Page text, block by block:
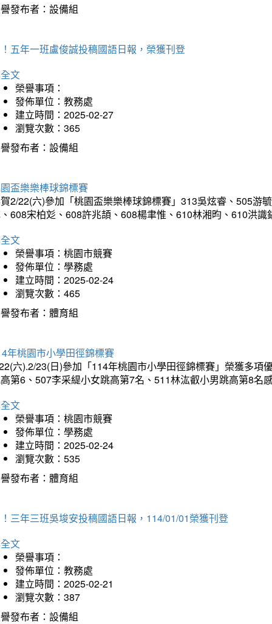
發布者：設備組
五年一班盧俊誠投稿國語日報，榮獲刊登
文
榮譽事項：
發佈單位：教務處
建立時間：2025-02-27
瀏覽次數：365
發布者：設備組
盃樂樂棒球錦標賽
2/22(六)參加「桃園盃樂樂棒球錦標賽」313吳炫睿、505游
608宋柏彣、608許兆頡、608楊聿惟、610林湘昀、610洪
文
榮譽事項：桃園市競賽
發佈單位：學務處
建立時間：2025-02-24
瀏覽次數：465
發布者：體育組
年桃園市小學田徑錦標賽
六).2/23(日)參加「114年桃園市小學田徑錦標賽」榮獲多
第6、507李采緹小女跳高第7名、511林汯叡小男跳高第8名
文
榮譽事項：桃園市競賽
發佈單位：學務處
建立時間：2025-02-24
瀏覽次數：535
發布者：體育組
三年三班吳埈安投稿國語日報，114/01/01榮獲刊登
文
榮譽事項：
發佈單位：教務處
建立時間：2025-02-21
瀏覽次數：387
發布者：設備組